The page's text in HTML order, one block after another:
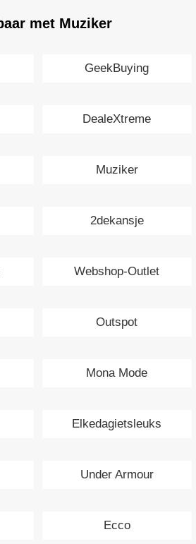
met Muziker
GeekBuying
DealeXtreme
Muziker
2dekansje
Webshop-Outlet
Outspot
Mona Mode
Elkedagietsleuks
Under Armour
Ecco